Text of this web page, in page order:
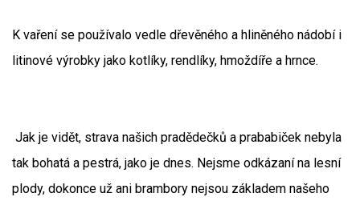
K vaření se používalo vedle dřevěného a hliněného nádobí i
litinové výrobky jako kotlíky, rendlíky, hmoždíře a hrnce.
Jak je vidět, strava našich pradědečků a prababiček nebyla
tak bohatá a pestrá, jako je dnes. Nejsme odkázaní na lesní
plody, dokonce už ani brambory nejsou základem našeho